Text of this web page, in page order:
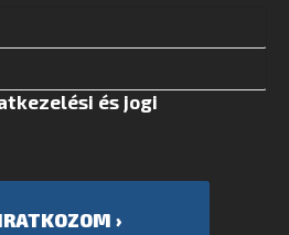
és jogi